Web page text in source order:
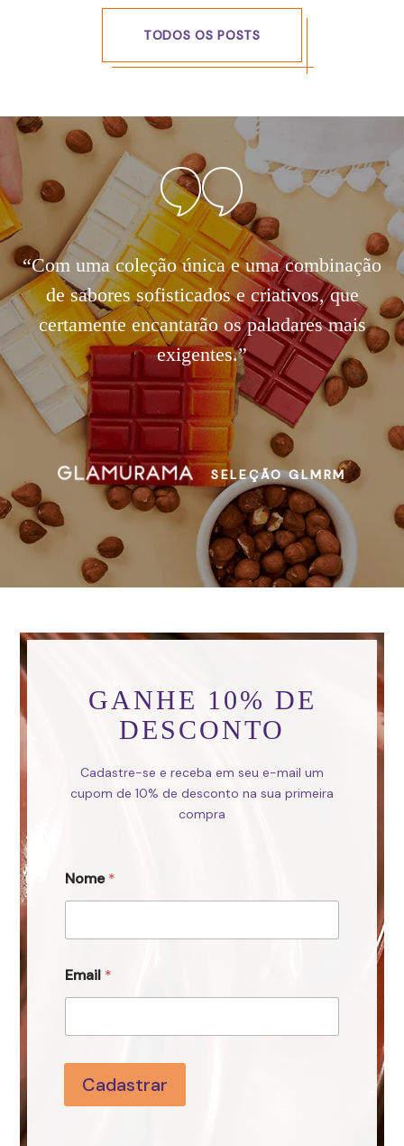
TODOS OS POSTS
“Com uma coleção única e uma combinação
de sabores sofisticados e criativos, que
certamente encantarão os paladares mais
exigentes.”
SELEÇÃO GLMRM
GANHE 10% DE
DESCONTO
Cadastre-se e receba em seu e-mail um
cupom de 10% de desconto na sua primeira
compra
Nome*
Email *
Cadastrar